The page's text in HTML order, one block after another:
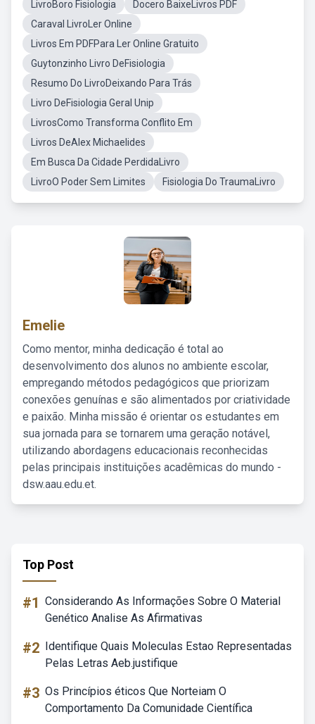
LivroBoro Fisiologia
Docero BaixeLivros PDF
Caraval LivroLer Online
Livros Em PDFPara Ler Online Gratuito
Guytonzinho Livro DeFisiologia
Resumo Do LivroDeixando Para Trás
Livro DeFisiologia Geral Unip
LivrosComo Transforma Conflito Em
Livros DeAlex Michaelides
Em Busca Da Cidade PerdidaLivro
LivroO Poder Sem Limites
Fisiologia Do TraumaLivro
Emelie
Como mentor, minha dedicação é total ao
desenvolvimento dos alunos no ambiente escolar,
empregando métodos pedagógicos que priorizam
conexões genuínas e são alimentados por criatividade
e paixão. Minha missão é orientar os estudantes em
sua jornada para se tornarem uma geração notável,
utilizando abordagens educacionais reconhecidas
pelas principais instituições acadêmicas do mundo -
dsw.aau.edu.et.
Top Post
#1 Considerando As Informações Sobre O Material
Genético Analise As Afirmativas
#2 Identifique Quais Moleculas Estao Representadas
Pelas Letras Aeb.justifique
#3 Os Princípios éticos Que Norteiam O
Comportamento Da Comunidade Científica